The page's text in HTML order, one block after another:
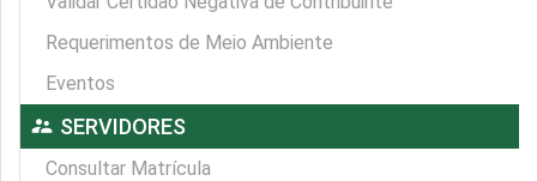
Requerimentos de Meio Ambiente
Eventos
supervisor_account SERVIDORES
Consultar Matrícula